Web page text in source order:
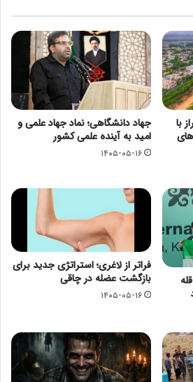
با
جهاد دانشگاهی؛ نماد جهاد علمی و
امید به آینده علمی کشور
۱۴۰۵-۰۵-۱۶
فراتر از لاغری؛ استراتژی جدید برای
بازگشت عضله در چاقی
۱۴۰۵-۰۵-۱۶